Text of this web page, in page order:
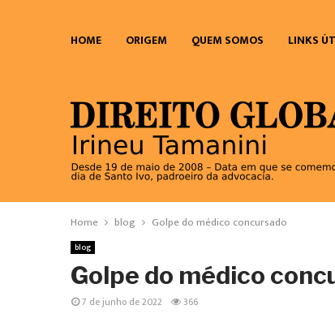
HOME ORIGEM QUEM SOMOS LINKS
Home blog Golpe do médico concursado
blog
Golpe do médico
7 de junho de 2022 366